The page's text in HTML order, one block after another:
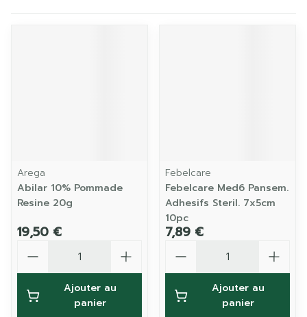
Arega
Abilar 10% Pommade
Resine 20g
19,50 €
Ajouter au
panier
Febelcare
Febelcare Med6 Pansem.
Adhesifs Steril. 7x5cm
10pc
7,89 €
Ajouter au
panier